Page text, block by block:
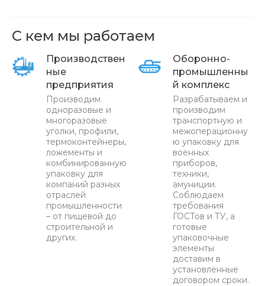
С кем мы работаем
Производствен
ные
предприятия
Производим
одноразовые и
многоразовые
уголки, профили,
термоконтейнеры,
ложементы и
комбинированную
упаковку для
компаний разных
отраслей
промышленности
– от пищевой до
строительной и
других.
Оборонно-
промышленны
й комплекс
Разрабатываем и
производим
транспортную и
межоперационну
ю упаковку для
военных
приборов,
техники,
амуниции.
Соблюдаем
требования
ГОСТов и ТУ, а
готовые
упаковочные
элементы
доставим в
установленные
договором сроки.